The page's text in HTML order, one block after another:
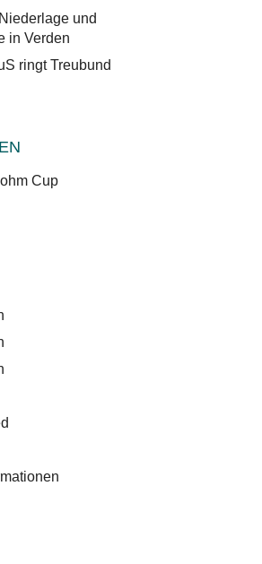
und
in Verden
ringt Treubund
Cup